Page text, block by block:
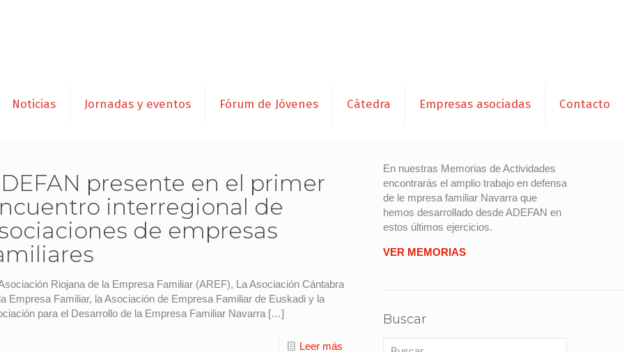
Noticias Jornadas y eventos Fórum de Jóvenes Cátedra Empresas asociadas Contacto
presente en el primer
interregional de
de empresas
Riojana de la Empresa Familiar (AREF), La Asociación Cántabra
Empresa Familiar, la Asociación de Empresa Familiar de Euskadi y la
para el Desarrollo de la Empresa Familiar Navarra […]
Leer más
En nuestras Memorias de Actividades
encontrarás el amplio trabajo en defensa
de le mpresa familiar Navarra que
hemos desarrollado desde ADEFAN en
estos últimos ejercicios.
VER MEMORIAS
Buscar